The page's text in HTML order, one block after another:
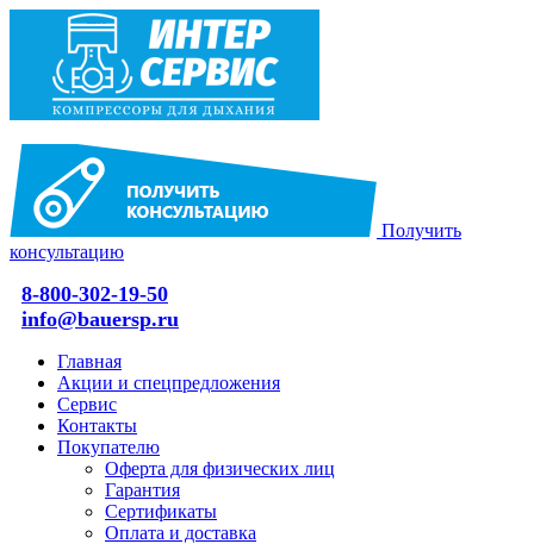
Получить
консультацию
8-800-302-19-50
info@bauersp.ru
Главная
Акции и спецпредложения
Сервис
Контакты
Покупателю
Оферта для физических лиц
Гарантия
Сертификаты
Оплата и доставка